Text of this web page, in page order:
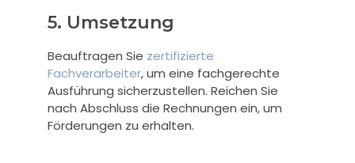
5. Umsetzung
Beauftragen Sie zertifizierte
Fachverarbeiter, um eine fachgerechte
Ausführung sicherzustellen. Reichen Sie
nach Abschluss die Rechnungen ein, um
Förderungen zu erhalten.